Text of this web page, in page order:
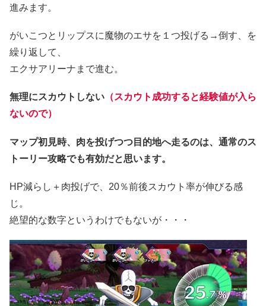
進みます。
がいこつとリップスに魔物のエサを１つ投げる→倒す、を
繰り返して、
エクサアリーナまで進む。
無理にスカウトしない （スカウト成功すると経験値が入ら
ないので）
マップ初見時、肉を投げつつ目的地へ走るのは、通常のス
トーリー攻略でも有効だと思います。
HP減らし＋肉投げで、20％前後スカウト率が伸びる感
じ。
絶望的な数字というわけでもないが・・・